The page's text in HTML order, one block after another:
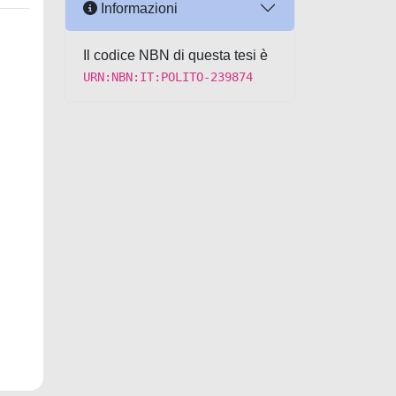
Informazioni
Il codice NBN di questa tesi è
URN:NBN:IT:POLITO-239874